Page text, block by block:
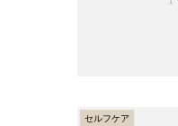
セルフケア